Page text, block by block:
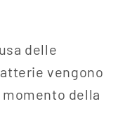
delle
vengono
della